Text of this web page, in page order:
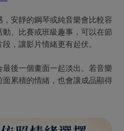
安靜的鋼琴或純音樂會比較容
、比賽或班級趣事，可以在節
，讓影片情緒更有起伏。
後一個畫面一起淡出。若音樂
累積的情緒，也會讓成品顯得